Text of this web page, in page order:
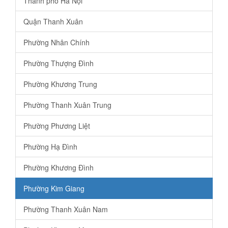
Quận Thanh Xuân
Phường Nhân Chính
Phường Thượng Đình
Phường Khương Trung
Phường Thanh Xuân Trung
Phường Phương Liệt
Phường Hạ Đình
Phường Khương Đình
Phường Kim Giang
Phường Thanh Xuân Nam